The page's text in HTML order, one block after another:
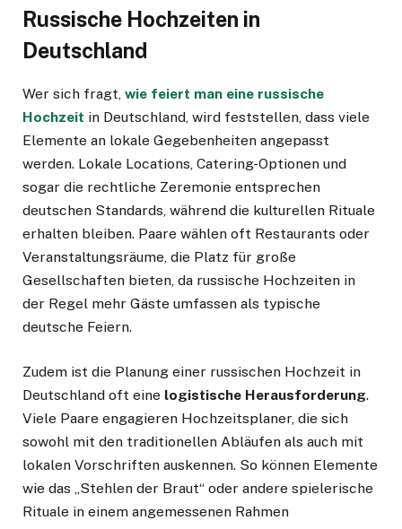
Russische Hochzeiten in
Deutschland
Wer sich fragt, wie feiert man eine russische
Hochzeit in Deutschland, wird feststellen, dass viele
Elemente an lokale Gegebenheiten angepasst
werden. Lokale Locations, Catering-Optionen und
sogar die rechtliche Zeremonie entsprechen
deutschen Standards, während die kulturellen Rituale
erhalten bleiben. Paare wählen oft Restaurants oder
Veranstaltungsräume, die Platz für große
Gesellschaften bieten, da russische Hochzeiten in
der Regel mehr Gäste umfassen als typische
deutsche Feiern.
Zudem ist die Planung einer russischen Hochzeit in
Deutschland oft eine logistische Herausforderung.
Viele Paare engagieren Hochzeitsplaner, die sich
sowohl mit den traditionellen Abläufen als auch mit
lokalen Vorschriften auskennen. So können Elemente
wie das „Stehlen der Braut“ oder andere spielerische
Rituale in einem angemessenen Rahmen